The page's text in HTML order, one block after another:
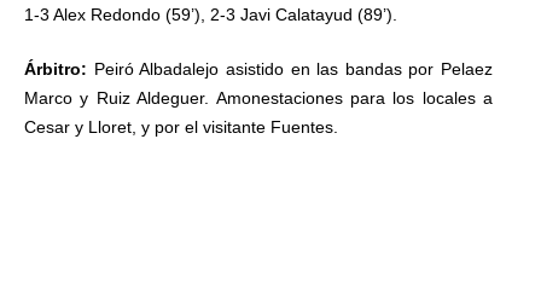
1-3 Alex Redondo (59’), 2-3 Javi Calatayud (89’).
Árbitro: Peiró Albadalejo asistido en las bandas por Pelaez
Marco y Ruiz Aldeguer. Amonestaciones para los locales a
Cesar y Lloret, y por el visitante Fuentes.